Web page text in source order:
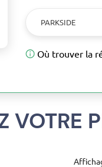
PARKSIDE
Où trouver la
VOTRE